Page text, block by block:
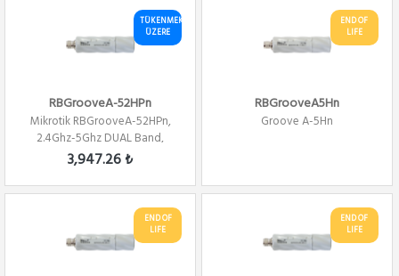
TÜKENMEK
ÜZERE
RBGrooveA-52HPn
Mikrotik RBGrooveA-52HPn,
2.4Ghz-5Ghz DUAL Band,
802.11a/b/g/n, PT...
3,947.26 ₺
END OF
LIFE
RBGrooveA5Hn
Groove A-5Hn
END OF
LIFE
END OF
LIFE